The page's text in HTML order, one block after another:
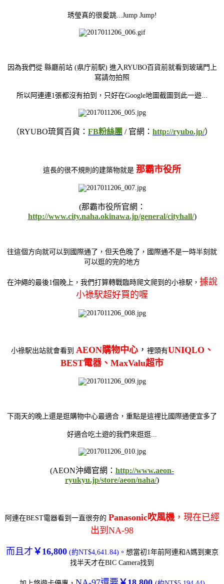
琇瑩真的很愛跳...Jump Jump!
因為我們從 縣廳前站 (県庁前駅) 進入RYUBO百貨前就看到玻璃門上
寫請勿拍照
所以阿連連1張都沒有拍到，只好在Google地圖截圖到此一遊...
（RYUBO琉貿百貨： FB粉絲團 / 官網： http://ryubo.jp/）
這長的很不規則的建築物就是 那霸市役所
(那霸市役所官網：
http://www.city.naha.okinawa.jp/general/cityhall/)
往這個方向就可以到國際通了，但天色晚了，國際通不是一時半刻就
可以逛的完的地方
在沖繩的最後1個晚上，我們打算轉戰臨時爬文爬到的小祿駅， 據說
小祿駅超好買的喔
小祿駅出站就會看到 AEON購物中心， 裡頭有UNIQLO、
BEST電器、MaxValu超市
下雨天的晚上還是逛購物中心最適合，重點是這裡比國際通便宜多了
好適合吃土遊的我們來逛逛...
(AEON沖繩官網： http://www.aeon-
ryukyu.jp/store/aeon/naha/)
阿連在BEST電器看到一直很夯的 Panasonic吹風機，現在已經
出到NA-98
而且才 ￥16,800(約NT$4,641.84)。 想當初1年前阿連和A媽到東京
找半天才在BIC Camera找到